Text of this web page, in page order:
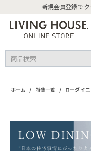
新規会員登録でク
ホーム / 特集一覧 / ローダイ